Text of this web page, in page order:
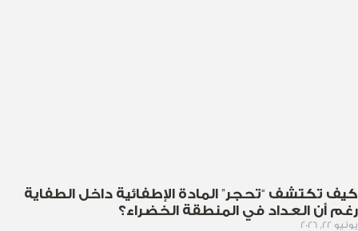
كيف تكتشف “تحجر” المادة الإطفائية داخل الطفاية
رغم أن العداد في المنطقة الخضراء؟
يونيو 22, 2026